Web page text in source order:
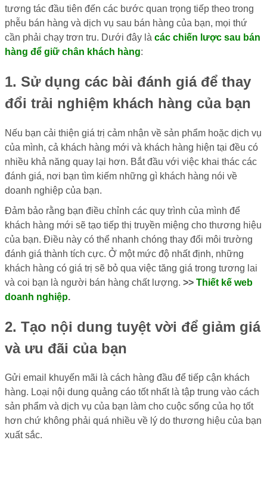
tương tác đầu tiên đến các bước quan trọng tiếp theo trong
phễu bán hàng và dịch vụ sau bán hàng của bạn, mọi thứ
cần phải chạy trơn tru. Dưới đây là các chiến lược sau bán
hàng để giữ chân khách hàng:
1. Sử dụng các bài đánh giá để thay
đổi trải nghiệm khách hàng của bạn
Nếu bạn cải thiện giá trị cảm nhận về sản phẩm hoặc dịch vụ
của mình, cả khách hàng mới và khách hàng hiện tại đều có
nhiều khả năng quay lại hơn. Bắt đầu với việc khai thác các
đánh giá, nơi bạn tìm kiếm những gì khách hàng nói về
doanh nghiệp của bạn.
Đảm bảo rằng bạn điều chỉnh các quy trình của mình để
khách hàng mới sẽ tạo tiếp thị truyền miệng cho thương hiệu
của bạn. Điều này có thể nhanh chóng thay đổi môi trường
đánh giá thành tích cực. Ở một mức độ nhất định, những
khách hàng có giá trị sẽ bỏ qua việc tăng giá trong tương lai
và coi bạn là người bán hàng chất lượng. >> Thiết kế web
doanh nghiệp.
2. Tạo nội dung tuyệt vời để giảm giá
và ưu đãi của bạn
Gửi email khuyến mãi là cách hàng đầu để tiếp cận khách
hàng. Loại nội dung quảng cáo tốt nhất là tập trung vào cách
sản phẩm và dịch vụ của bạn làm cho cuộc sống của họ tốt
hơn chứ không phải quá nhiều về lý do thương hiệu của bạn
xuất sắc.